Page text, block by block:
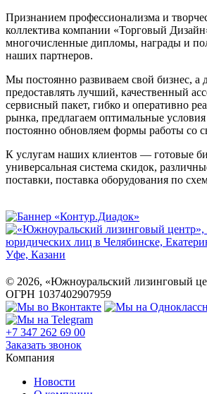
Признанием профессионализма и
коллектива компании «Торговый
многочисленные дипломы, награды и
наших партнеров.
Мы постоянно развиваем свой бизнес, а
предоставлять лучший, качественный
сервисный пакет, гибко и оперативно
рынка, предлагаем оптимальные условия
постоянно обновляем формы работы со
К услугам наших клиентов — готовые
универсальная система скидок,
поставки, поставка оборудования по
© 2026, «Южноуральский лизинговый
ОГРН 1037402907959
+7 347 262 69 00
Заказать звонок
Компания
Новости